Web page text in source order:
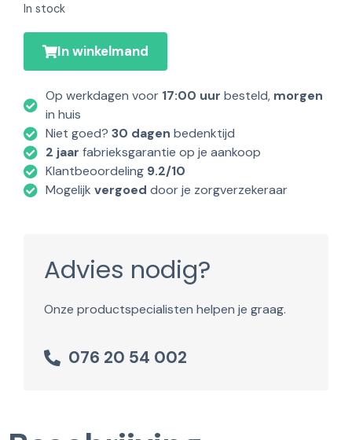
In stock
In winkelmand
Op werkdagen voor 17:00 uur besteld, morgen
in huis
Niet goed? 30 dagen bedenktijd
2 jaar fabrieksgarantie op je aankoop
Klantbeoordeling 9.2/10
Mogelijk vergoed door je zorgverzekeraar
Advies nodig?
Onze productspecialisten helpen je graag.
076 20 54 002